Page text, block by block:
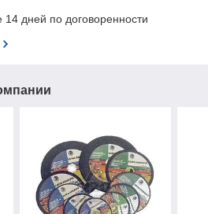
14 дней по договоренности